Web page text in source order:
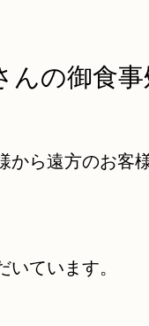
んの御食事
ら遠方のお客
ています。